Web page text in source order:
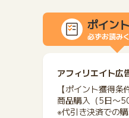
ポイン
必ずお読み
アフィリエイト広
【ポイント獲得条
商品購入（5日〜
※代引き決済での